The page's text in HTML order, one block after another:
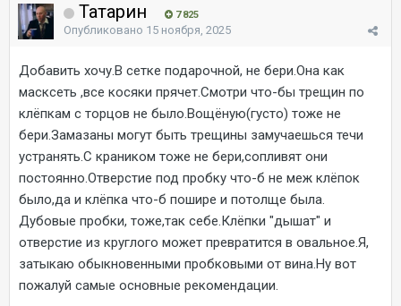
Татарин 7 825
Опубликовано 15 ноября, 2025
Добавить хочу.В сетке подарочной, не бери.Она как
масксеть ,все косяки прячет.Смотри что-бы трещин по
клёпкам с торцов не было.Вощёную(густо) тоже не
бери.Замазаны могут быть трещины замучаешься течи
устранять.С краником тоже не бери,сопливят они
постоянно.Отверстие под пробку что-б не меж клёпок
было,да и клёпка что-б пошире и потолще была.
Дубовые пробки, тоже,так себе.Клёпки "дышат" и
отверстие из круглого может превратится в овальное.Я,
затыкаю обыкновенными пробковыми от вина.Ну вот
пожалуй самые основные рекомендации.